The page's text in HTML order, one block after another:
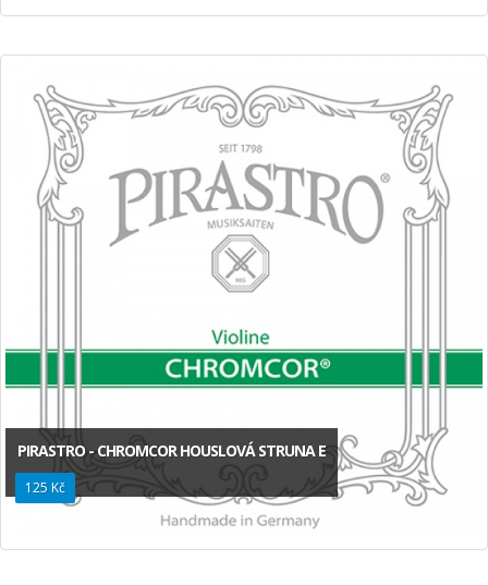
PIRASTRO - CHROMCOR HOUSLOVÁ STRUNA E
125 Kč